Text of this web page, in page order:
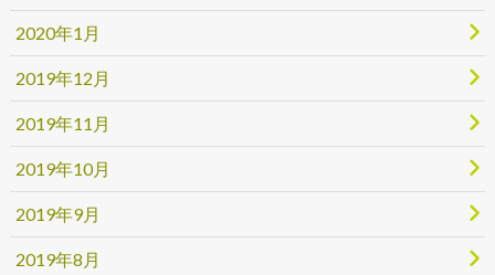
2020年1月
2019年12月
2019年11月
2019年10月
2019年9月
2019年8月